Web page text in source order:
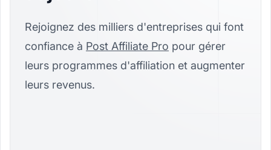
Rejoignez des milliers d'entreprises qui font
confiance à Post Affiliate Pro pour gérer
leurs programmes d'affiliation et augmenter
leurs revenus.